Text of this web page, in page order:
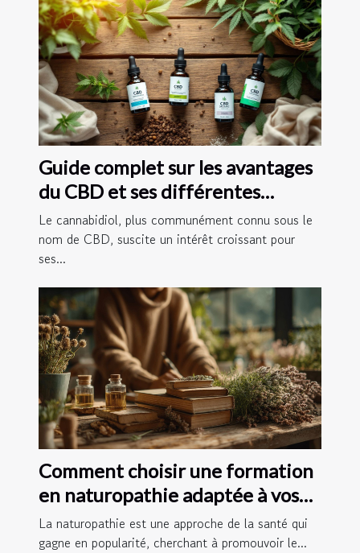
Guide complet sur les avantages
du CBD et ses différentes
formes
Le cannabidiol, plus communément connu sous le
nom de CBD, suscite un intérêt croissant pour
ses...
Comment choisir une formation
en naturopathie adaptée à vos
besoins
La naturopathie est une approche de la santé qui
gagne en popularité, cherchant à promouvoir le...